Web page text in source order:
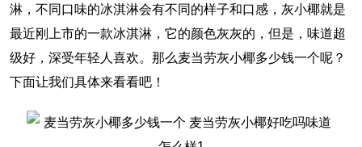
淋，不同口味的冰淇淋会有不同的样子和口感，灰小椰就是
最近刚上市的一款冰淇淋，它的颜色灰灰的，但是，味道超
级好，深受年轻人喜欢。那么麦当劳灰小椰多少钱一个呢？
下面让我们具体来看看吧！